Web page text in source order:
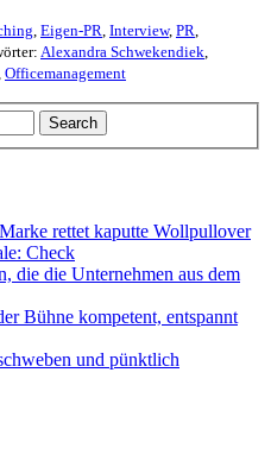
Eigen-PR Interview, PR
Alexandra Schwekendiek
Officemanagement
Search
rettet kaputte Wollpullover
Check
die die Unternehmen aus dem
Bühne kompetent, entspannt
und pünktlich